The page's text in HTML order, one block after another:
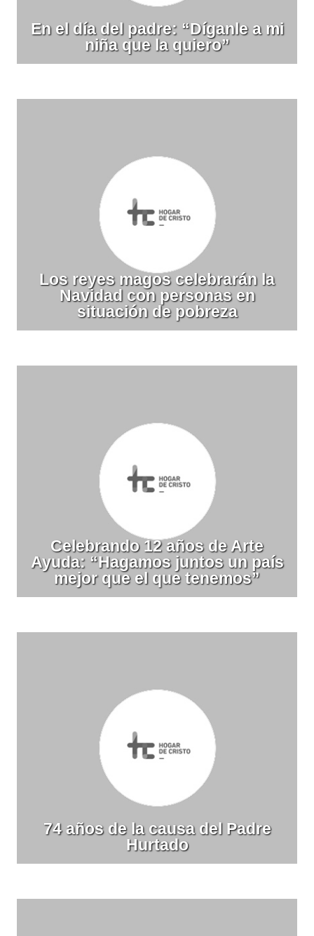
En el día del padre: “Díganle a mi
niña que la quiero”
Los reyes magos celebrarán la
Navidad con personas en
situación de pobreza
Celebrando 12 años de Arte
Ayuda: “Hagamos juntos un país
mejor que el que tenemos”
74 años de la causa del Padre
Hurtado